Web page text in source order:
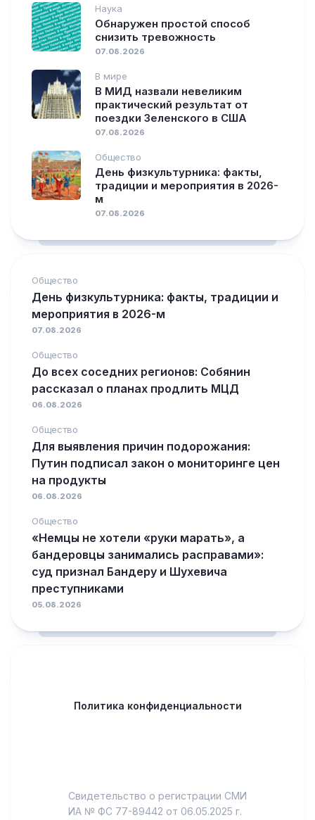
Наука
Обнаружен простой способ
снизить тревожность
07.08.2026
В мире
В МИД назвали невеликим
практический результат от
поездки Зеленского в США
07.08.2026
Общество
День физкультурника: факты,
традиции и мероприятия в 2026-
м
07.08.2026
Общество
День физкультурника: факты, традиции и
мероприятия в 2026-м
07.08.2026
Общество
До всех соседних регионов: Собянин
рассказал о планах продлить МЦД
06.08.2026
Общество
Для выявления причин подорожания:
Путин подписал закон о мониторинге цен
на продукты
06.08.2026
Общество
«Немцы не хотели «руки марать», а
бандеровцы занимались расправами»:
суд признал Бандеру и Шухевича
преступниками
05.08.2026
Политика конфиденциальности
Свидетельство о регистрации СМИ
ИА № ФС 77-89442 от 06.05.2025 г.